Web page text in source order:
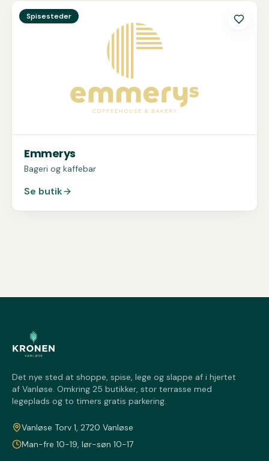
SeEmmerys
Spisesteder
Emmerys
Bageri og kaffebar
Se butik
Det nye sted at shoppe, spise, lege og slappe af i hjertet
af Vanløse. Omkring 25 butikker, stor terrasse med
legeplads og to timers gratis parkering.
Vanløse Torv 1, 2720 Vanløse
Man-fre 10-19, lør-søn 10-17